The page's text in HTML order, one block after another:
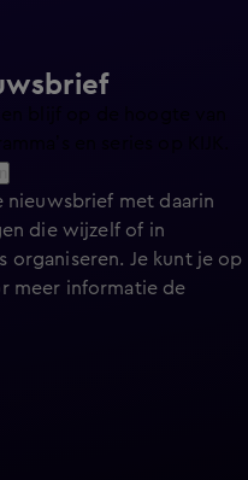
nieuwsbrief met daarin
die wijzelf of in
organiseren. Je kunt je op
meer informatie de